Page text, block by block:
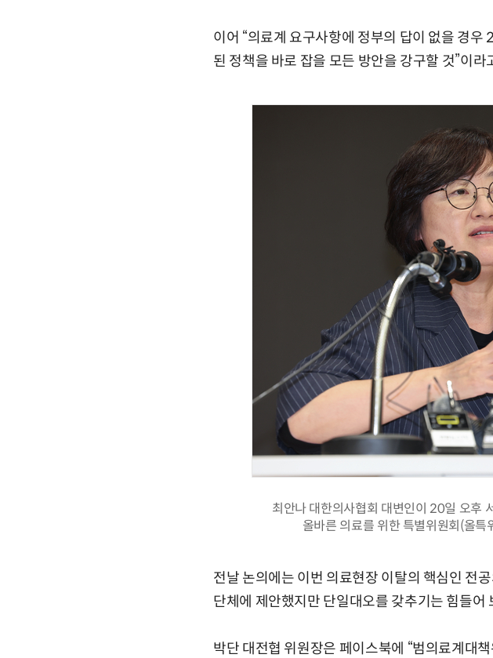
이어 “의료계 요구사항에 정부의 답이 없을 경
된 정책을 바로 잡을 모든 방안을 강구할 것”이라
최안나 대한의사협회 대변인이 20일 오후
올바른 의료를 위한 특별위원회(올
전날 논의에는 이번 의료현장 이탈의 핵심인 전
단체에 제안했지만 단일대오를 갖추기는 힘들어
박단 대전협 위원장은 페이스북에 “범의료계대